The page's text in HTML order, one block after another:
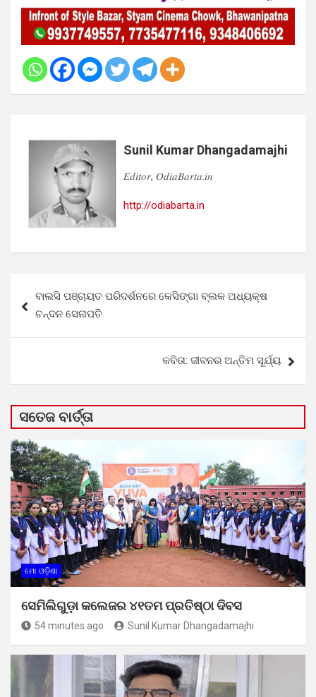
Sunil Kumar Dhangadamajhi
𝐸𝑑𝑖𝑡𝑜𝑟, 𝑂𝑑𝑖𝑎𝐵𝑎𝑟𝑡𝑎.𝑖𝑛
http://odiabarta.in
navigation
ବାଲସି ପଞ୍ଚାୟତ ପରିଦର୍ଶନରେ କେସିଙ୍ଗା ବ୍ଲକ ଅଧ୍ୟକ୍ଷ
ଚନ୍ଦନ ସେନାପତି
କବିତା: ଜୀବନର ଅନ୍ତିମ ସୂର୍ଯ୍ୟ
ସତେଜ ବାର୍ତ୍ତା
ମୋ ଓଡ଼ିଶା
ସେମିଲିଗୁଡ଼ା କଲେଜର ୪୧ତମ ପ୍ରତିଷ୍ଠା ଦିବସ
54 minutes ago Sunil Kumar Dhangadamajhi